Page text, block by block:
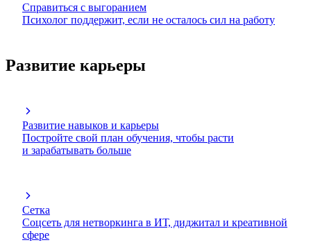
Справиться с выгоранием
Психолог поддержит, если не осталось сил на работу
Развитие карьеры
Развитие навыков и карьеры
Постройте свой план обучения, чтобы расти
и зарабатывать больше
Сетка
Соцсеть для нетворкинга в ИТ, диджитал и креативной
сфере